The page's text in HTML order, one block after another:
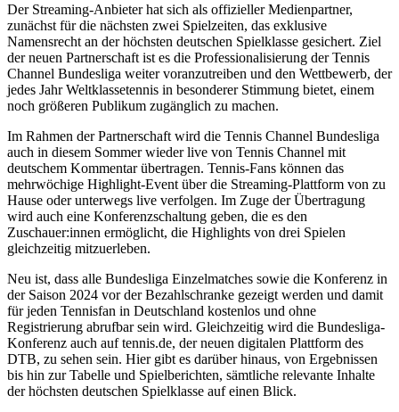
Der Streaming-Anbieter hat sich als offizieller Medienpartner,
zunächst für die nächsten zwei Spielzeiten, das exklusive
Namensrecht an der höchsten deutschen Spielklasse gesichert. Ziel
der neuen Partnerschaft ist es die Professionalisierung der Tennis
Channel Bundesliga weiter voranzutreiben und den Wettbewerb, der
jedes Jahr Weltklassetennis in besonderer Stimmung bietet, einem
noch größeren Publikum zugänglich zu machen.
Im Rahmen der Partnerschaft wird die Tennis Channel Bundesliga
auch in diesem Sommer wieder live von Tennis Channel mit
deutschem Kommentar übertragen. Tennis-Fans können das
mehrwöchige Highlight-Event über die Streaming-Plattform von zu
Hause oder unterwegs live verfolgen. Im Zuge der Übertragung
wird auch eine Konferenzschaltung geben, die es den
Zuschauer:innen ermöglicht, die Highlights von drei Spielen
gleichzeitig mitzuerleben.
Neu ist, dass alle Bundesliga Einzelmatches sowie die Konferenz in
der Saison 2024 vor der Bezahlschranke gezeigt werden und damit
für jeden Tennisfan in Deutschland kostenlos und ohne
Registrierung abrufbar sein wird. Gleichzeitig wird die Bundesliga-
Konferenz auch auf tennis.de, der neuen digitalen Plattform des
DTB, zu sehen sein. Hier gibt es darüber hinaus, von Ergebnissen
bis hin zur Tabelle und Spielberichten, sämtliche relevante Inhalte
der höchsten deutschen Spielklasse auf einen Blick.